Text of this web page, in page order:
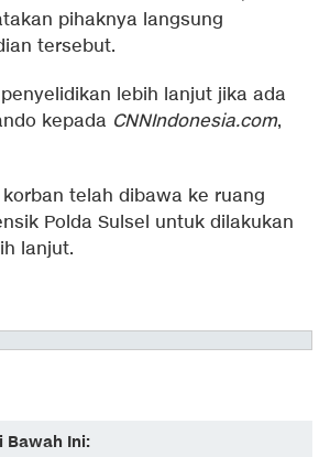
pihaknya langsung
tersebut.
lebih lanjut jika ada
kepada CNNIndonesia.com,
telah dibawa ke ruang
Polda Sulsel untuk dilakukan
lanjut.
Bawah Ini: